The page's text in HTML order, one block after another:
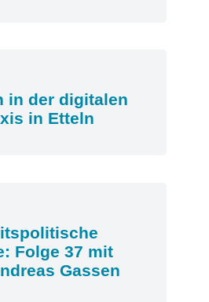
in der digitalen
in Etteln
Folge 37 mit
Gassen